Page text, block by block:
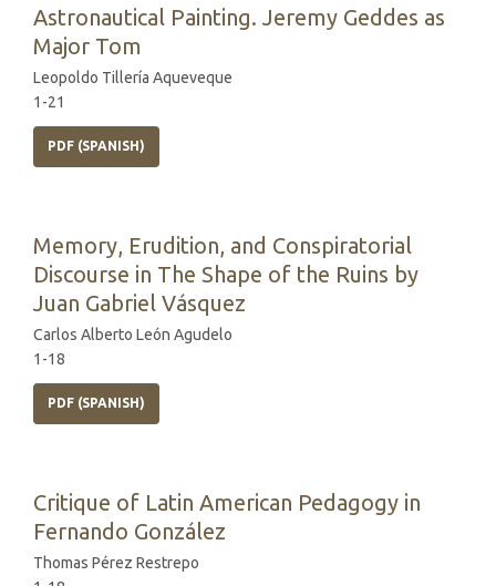
Astronautical Painting. Jeremy Geddes as
Major Tom
Leopoldo Tillería Aqueveque
1-21
PDF (SPANISH)
Memory, Erudition, and Conspiratorial
Discourse in The Shape of the Ruins by
Juan Gabriel Vásquez
Carlos Alberto León Agudelo
1-18
PDF (SPANISH)
Critique of Latin American Pedagogy in
Fernando González
Thomas Pérez Restrepo